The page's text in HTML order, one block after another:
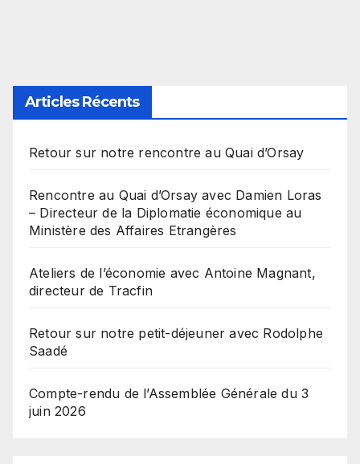
Articles Récents
Retour sur notre rencontre au Quai d’Orsay
Rencontre au Quai d’Orsay avec Damien Loras
– Directeur de la Diplomatie économique au
Ministère des Affaires Etrangères
Ateliers de l’économie avec Antoine Magnant,
directeur de Tracfin
Retour sur notre petit-déjeuner avec Rodolphe
Saadé
Compte-rendu de l’Assemblée Générale du 3
juin 2026